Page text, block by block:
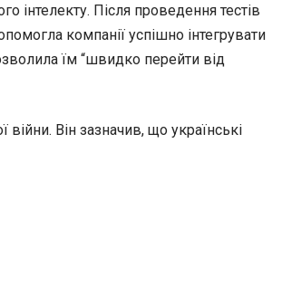
інтелекту. Після проведення тестів
компанії успішно інтегрувати
їм “швидко перейти від
Він зазначив, що українські